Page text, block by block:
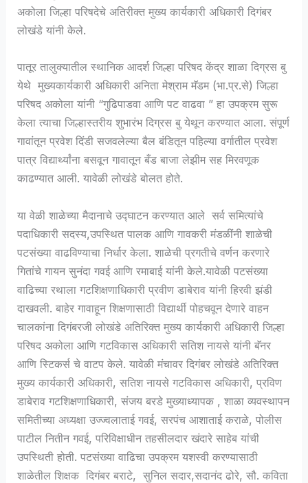
अकोला जिल्हा परिषदेचे अतिरीक्त मुख्य कार्यकारी अधिकारी दिगंबर
लोखंडे यांनी केले.
पातूर तालुक्यातील स्थानिक आदर्श जिल्हा परिषद केंद्र शाळा दिग्रस बु
येथे मुख्यकार्यकारी अधिकारी अनिता मेश्राम मॅडम (भा.प्र.से) जिल्हा
परिषद अकोला यांनी “गुढिपाडवा आणि पट वाढवा ” हा उपक्रम सुरू
केला त्याचा जिल्हास्तरीय शुभारंभ दिग्रस बु येथून करण्यात आला. संपूर्ण
गावांतून प्रवेश दिंडी सजवलेल्या बैल बंडितून पहिल्या वर्गातील प्रवेश
पात्र विद्यार्थ्यांना बसवून गावातून बँड बाजा लेझीम सह मिरवणूक
काढण्यात आली. यावेळी लोखंडे बोलत होते.
या वेळी शाळेच्या मैदानाचे उद्घाटन करण्यात आले सर्व समित्यांचे
पदाधिकारी सदस्य,उपस्थित पालक आणि गावकरी मंडळींनी शाळेची
पटसंख्या वाढविण्याचा निर्धार केला. शाळेची प्रगतीचे वर्णन करणारे
गितांचे गायन सुनंदा गवई आणि रमाबाई यांनी केले.यावेळी पटसंख्या
वाढिच्या रथाला गटशिक्षणाधिकारी प्रवीण डाबेराव यांनी हिरवी झंडी
दाखवली. बाहेर गावाहून शिक्षणासाठी विद्यार्थी पोहचवून देणारे वाहन
चालकांना दिगंबरजी लोखंडे अतिरिक्त मुख्य कार्यकारी अधिकारी जिल्हा
परिषद अकोला आणि गटविकास अधिकारी सतिश नायसे यांनी बॅनर
आणि स्टिकर्स चे वाटप केले. यावेळी मंचावर दिगंबर लोखंडे अतिरिक्त
मुख्य कार्यकारी अधिकारी, सतिश नायसे गटविकास अधिकारी, प्रविण
डाबेराव गटशिक्षणाधिकारी, संजय बरडे मुख्याध्यापक , शाळा व्यवस्थापन
समितीच्या अध्यक्षा उज्ज्वलाताई गवई, सरपंच आशाताई कराळे, पोलीस
पाटील नितीन गवई, परिविक्षाधीन तहसीलदार खंदारे साहेब यांची
उपस्थिती होती. पटसंख्या वाढिचा उपक्रम यशस्वी करण्यासाठी
शाळेतील शिक्षक दिगंबर बराटे, सुनिल सदार,सदानंद ढोरे, सौ. कविता